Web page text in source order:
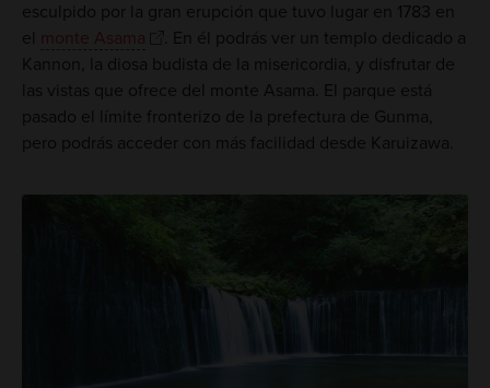
esculpido por la gran erupción que tuvo lugar en 1783 en
el
monte Asama
. En él podrás ver un templo dedicado a
Kannon, la diosa budista de la misericordia, y disfrutar de
las vistas que ofrece del monte Asama. El parque está
pasado el límite fronterizo de la prefectura de Gunma,
pero podrás acceder con más facilidad desde Karuizawa.